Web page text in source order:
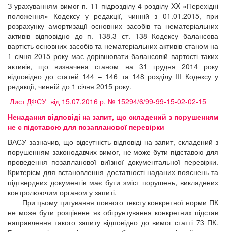
З урахуванням вимог п. 11 підрозділу 4 розділу XX «Перехідні
положення» Кодексу у редакції, чинній з 01.01.2015, при
розрахунку амортизації основних засобів та нематеріальних
активів відповідно до п. 138.3 ст. 138 Кодексу балансова
вартість основних засобів та нематеріальних активів станом на
1 січня 2015 року має дорівнювати балансовій вартості таких
активів, що визначена станом на 31 грудня 2014 року
відповідно до статей 144 – 146 та 148 розділу III Кодексу у
редакції, чинній до 1 січня 2015 року.
Лист ДФСУ від 15.07.2016 р. № 15294/6/99-99-15-02-02-15
Ненадання відповіді на запит, що складений з порушенням
не є підставою для позапланової перевірки
ВАСУ зазначив, що відсутність відповіді на запит, складений з
порушенням законодавчих вимог, не може бути підставою для
проведення позапланової виїзної документальної перевірки.
Критерієм для встановлення достатності наданих пояснень та
підтвердних документів має бути зміст порушень, викладених
контролюючим органом у запиті.
При цьому цитування повного тексту конкретної норми ПК
не може бути розцінене як обгрунтування конкретних підстав
направлення такого запиту відповідно до вимог статті 73 ПК.